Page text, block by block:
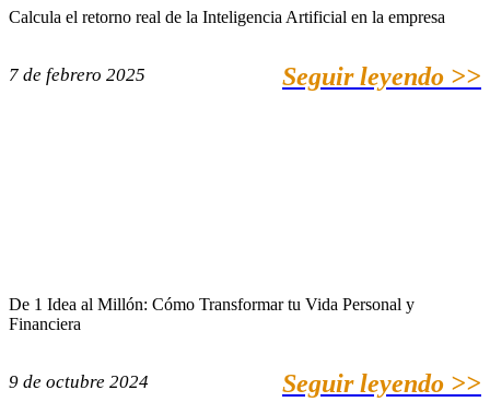
Calcula el retorno real de la Inteligencia Artificial en la empresa
7 de febrero 2025 Seguir leyendo >>
De 1 Idea al Millón: Cómo Transformar tu Vida Personal y
Financiera
9 de octubre 2024 Seguir leyendo >>